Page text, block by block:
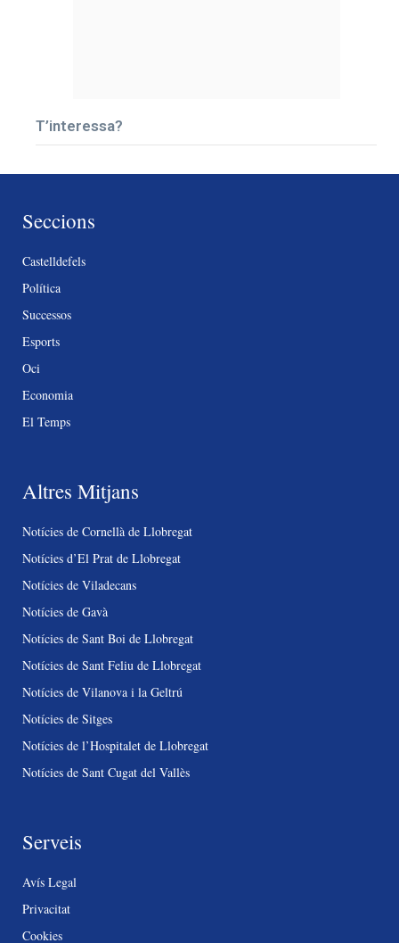
T’interessa?
Seccions
Castelldefels
Política
Successos
Esports
Oci
Economia
El Temps
Altres Mitjans
Notícies de Cornellà de Llobregat
Notícies d’El Prat de Llobregat
Notícies de Viladecans
Notícies de Gavà
Notícies de Sant Boi de Llobregat
Notícies de Sant Feliu de Llobregat
Notícies de Vilanova i la Geltrú
Notícies de Sitges
Notícies de l’Hospitalet de Llobregat
Notícies de Sant Cugat del Vallès
Serveis
Avís Legal
Privacitat
Cookies